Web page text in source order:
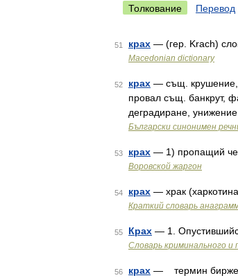
Толкование Перевод
51 крах — (гер. Krach)
Macedonian dictionary
52 крах — същ. крушение,
провал същ. банкрут,
деградиране,
Български синонимен
53 крах — 1) пропащий
Воровской жаргон
54 крах — храк
Краткий словарь
55 Крах — 1.
Словарь криминального и
56 крах — термин